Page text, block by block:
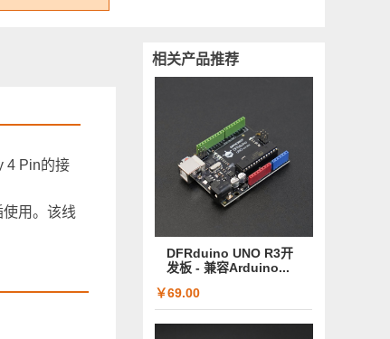
4 Pin的接
用。该线
相关产品推荐
DFRduino UNO R3开
发板 - 兼容Arduino...
￥69.00